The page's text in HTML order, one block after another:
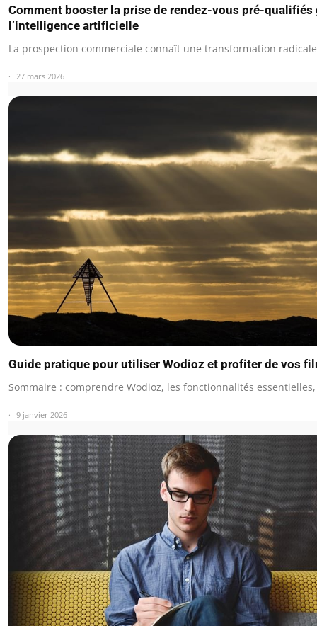
Comment booster la prise de rendez-vous pré-qualifiés
l’intelligence artificielle
La prospection commerciale connaît une transformation
27 mars 2026
Guide pratique pour utiliser Wodioz et profiter de vos
Sommaire : comprendre Wodioz, les fonctionnalités
9 janvier 2026